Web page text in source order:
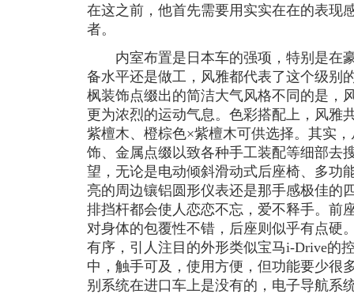
在这之前，他首先需要用实实在在的表现
者。
内室布置是日本车的强项，特别是在
备水平还是做工，风雅都代表了这个级别
枫装饰点缀出的简洁大气风格不同的是，
更为浓烈的运动气息。色彩搭配上，风雅
紫檀木、橙棕色×紫檀木可供选择。其实
饰、金属点缀以致各种手工装配等细部去
望，无论是电动倾斜滑动式后座椅、多功
亮的周边镶铝圆形仪表还是那手感极佳的
排挡杆都会使人恋恋不忘，爱不释手。前
对身体的包覆性不错，后座则似乎有点硬
有序，引人注目的外形类似宝马i-Drive的
中，触手可及，使用方便，但功能要少很
别系统在进口车上是没有的，电子导航系